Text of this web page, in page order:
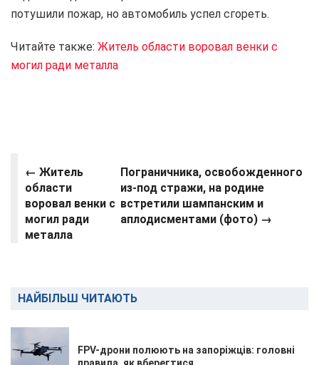
потушили пожар, но автомобиль успел сгореть.
Читайте также: Житель области воровал венки с
могил ради металла
← Житель
области
воровал венки с
могил ради
металла
Пограничника, освобожденного
из-под стражи, на родине
встретили шампанским и
аплодисментами (фото) →
НАЙБІЛЬШ ЧИТАЮТЬ
FPV-дрони полюють на запоріжців: головні
правила, як вберегтися